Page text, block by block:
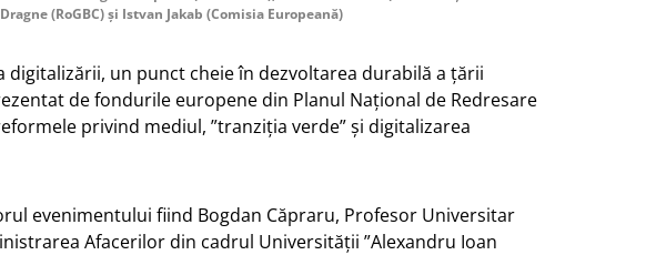
(RoGBC) și Istvan Jakab (Comisia Europeană)
un punct cheie în dezvoltarea durabilă a țării
de fondurile europene din Planul Național de Redresare
privind mediul, ”tranziția verde” și digitalizarea
evenimentului fiind Bogdan Căpraru, Profesor Universitar
Afacerilor din cadrul Universității ”Alexandru Ioan